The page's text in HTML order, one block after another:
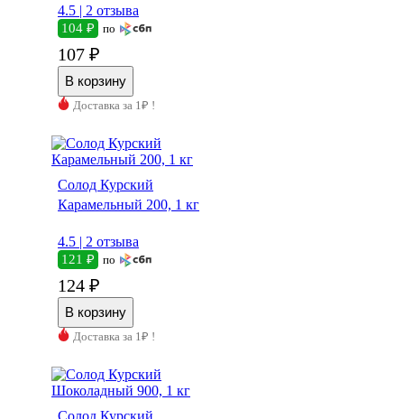
4.5 | 2 отзыва
104 ₽ по
107 ₽
Доставка за 1₽ !
Солод Курский
Карамельный 200, 1 кг
4.5 | 2 отзыва
121 ₽ по
124 ₽
Доставка за 1₽ !
Солод Курский